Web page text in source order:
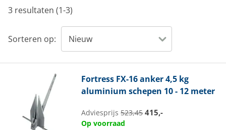
3 resultaten (1-3)
Sorteren op:
Fortress FX-16 anker 4,5 kg
aluminium schepen 10 - 12 meter
Adviesprijs523,45 415,-
Op voorraad